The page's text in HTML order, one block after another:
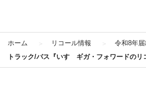
ホーム リコール情報 令和8年届
トラック/バス『いすゞギガ・フォワードのリ